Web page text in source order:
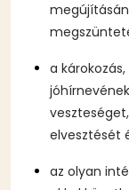
a
elvesztését
az olyan